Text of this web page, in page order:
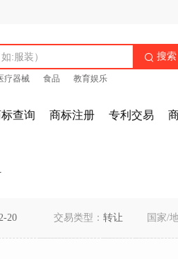
 搜索
疗器械 食品 教育娱乐
查询 商标注册 专利交易
20 交易类型： 转让 国家/